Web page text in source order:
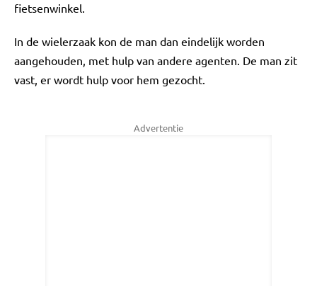
fietsenwinkel.
In de wielerzaak kon de man dan eindelijk worden
aangehouden, met hulp van andere agenten. De man zit
vast, er wordt hulp voor hem gezocht.
Advertentie